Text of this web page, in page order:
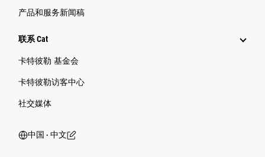
产品和服务新闻稿
联系 Cat
卡特彼勒 基金会
卡特彼勒访客中心
社交媒体
中国 ‧ 中文